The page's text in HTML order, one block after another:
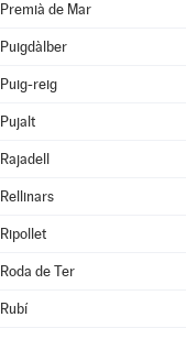
Premià de Mar
Puigdàlber
Puig-reig
Pujalt
Rajadell
Rellinars
Ripollet
Roda de Ter
Rubí